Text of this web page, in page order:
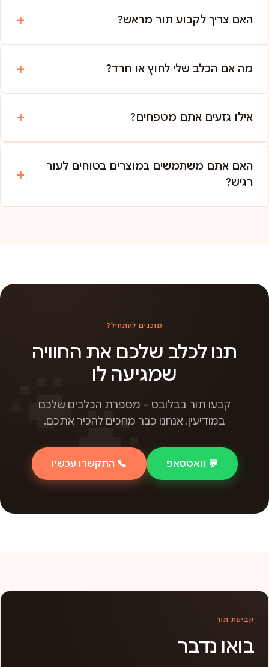
האם צריך לקבוע תור מראש?
מה אם הכלב שלי לחוץ או חרד?
אילו גזעים אתם מטפחים?
האם אתם משתמשים במוצרים בטוחים לעור
רגיש?
מוכנים להתחיל?
תנו לכלב שלכם את החוויה
שמגיעה לו
קבעו תור בבלובס – מספרת הכלבים שלכם
במודיעין. אנחנו כבר מחכים להכיר אתכם.
💬 וואטסאפ 📞 התקשרו עכשיו
קביעת תור
בואו נדבר